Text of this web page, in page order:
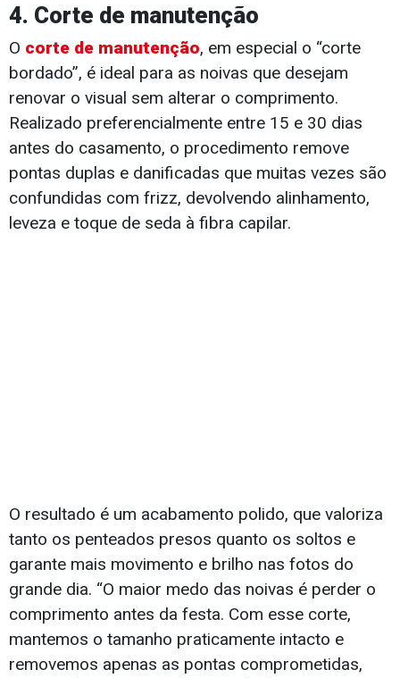
4. Corte de manutenção
O corte de manutenção, em especial o “corte
bordado”, é ideal para as noivas que desejam
renovar o visual sem alterar o comprimento.
Realizado preferencialmente entre 15 e 30 dias
antes do casamento, o procedimento remove
pontas duplas e danificadas que muitas vezes são
confundidas com frizz, devolvendo alinhamento,
leveza e toque de seda à fibra capilar.
O resultado é um acabamento polido, que valoriza
tanto os penteados presos quanto os soltos e
garante mais movimento e brilho nas fotos do
grande dia. “O maior medo das noivas é perder o
comprimento antes da festa. Com esse corte,
mantemos o tamanho praticamente intacto e
removemos apenas as pontas comprometidas,